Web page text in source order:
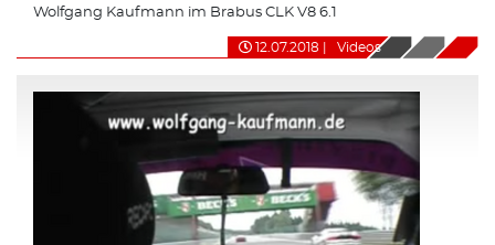
Wolfgang Kaufmann im Brabus CLK V8 6.1
12.07.2018 Videos